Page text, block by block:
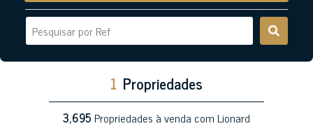
1 Propriedades
3,695Propriedades à venda com Lionard